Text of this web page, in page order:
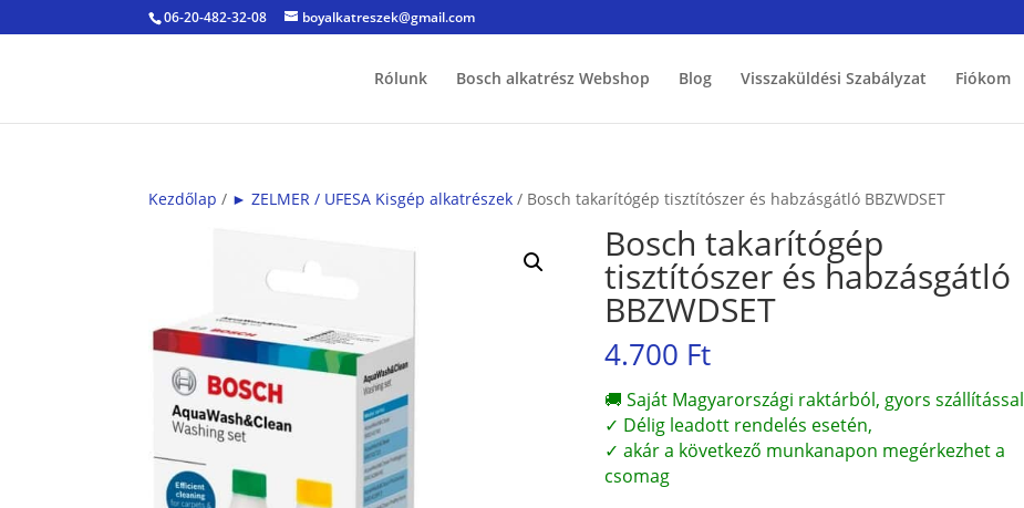
06-20-482-32-08 boyalkatreszek@gmail.com
Rólunk Bosch alkatrész Webshop Blog Visszaküldési Szabályzat Fiókom
Kezdőlap / ► ZELMER / UFESA Kisgép alkatrészek / Bosch takarítógép tisztítószer és habzásgátló BBZWDSET
Bosch takarítógép
tisztítószer és habzásgátló
BBZWDSET
4.700 Ft
🚚 Saját Magyarországi raktárból, gyors szállítással
✓ Délig leadott rendelés esetén,
✓ akár a következő munkanapon megérkezhet a
csomag